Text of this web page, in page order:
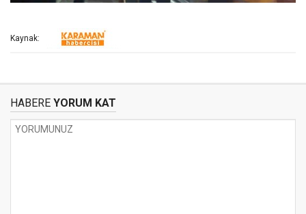
Kaynak:
HABERE YORUM KAT